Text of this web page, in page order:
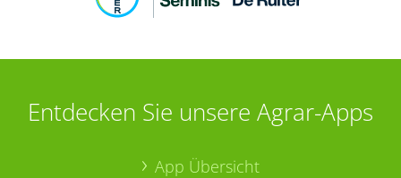
Entdecken Sie unsere Agrar-Apps
App Übersicht